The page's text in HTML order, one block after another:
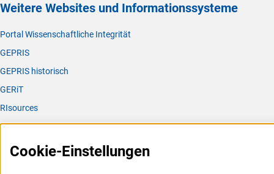
Weitere Websites und Informationssysteme
Portal Wissenschaftliche Integrität
GEPRIS
GEPRIS historisch
GERiT
RIsources
Service
Presse
Cookie-Einstellungen